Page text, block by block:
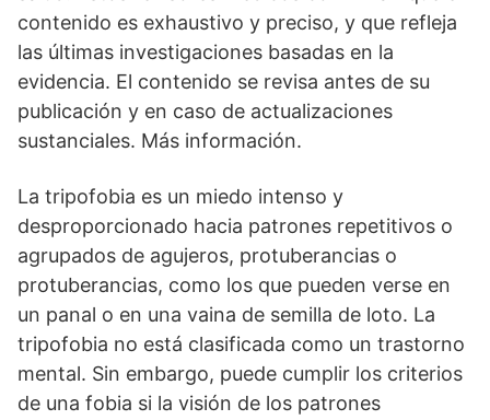
contenido es exhaustivo y preciso, y que refleja
las últimas investigaciones basadas en la
evidencia. El contenido se revisa antes de su
publicación y en caso de actualizaciones
sustanciales. Más información.
La tripofobia es un miedo intenso y
desproporcionado hacia patrones repetitivos o
agrupados de agujeros, protuberancias o
protuberancias, como los que pueden verse en
un panal o en una vaina de semilla de loto. La
tripofobia no está clasificada como un trastorno
mental. Sin embargo, puede cumplir los criterios
de una fobia si la visión de los patrones